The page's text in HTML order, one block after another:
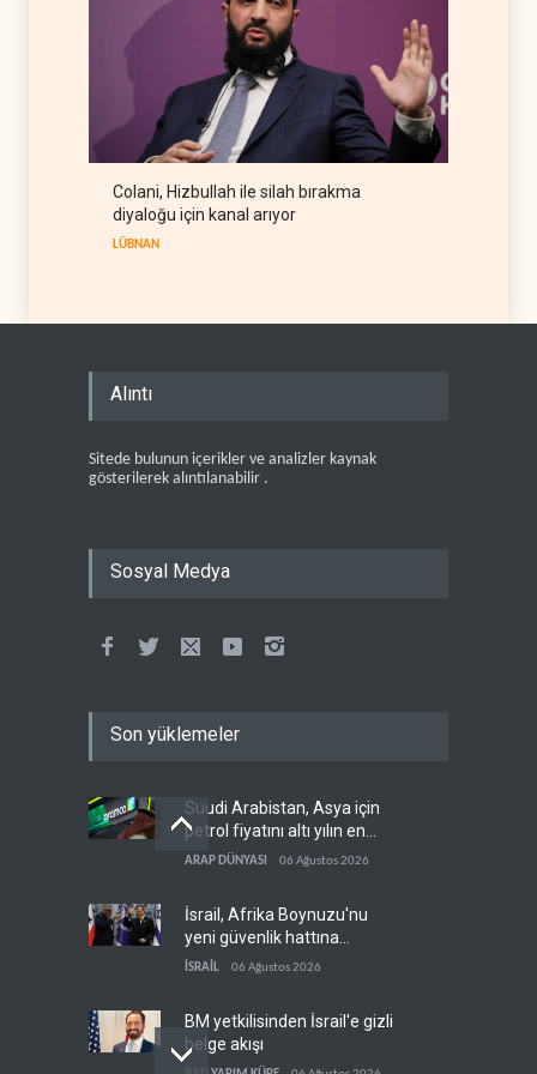
Colani, Hizbullah ile silah bırakma
diyaloğu için kanal arıyor
LÜBNAN
Alıntı
Sitede bulunun içerikler ve analizler kaynak
gösterilerek alıntılanabilir .
Sosyal Medya
Son yüklemeler
Suudi Arabistan, Asya için
petrol fiyatını altı yılın en
düşüğüne indirdi
ARAP DÜNYASI 06 Ağustos 2026
İsrail, Afrika Boynuzu'nu
yeni güvenlik hattına
dönüştürüyor
İSRAİL 06 Ağustos 2026
BM yetkilisinden İsrail'e gizli
belge akışı